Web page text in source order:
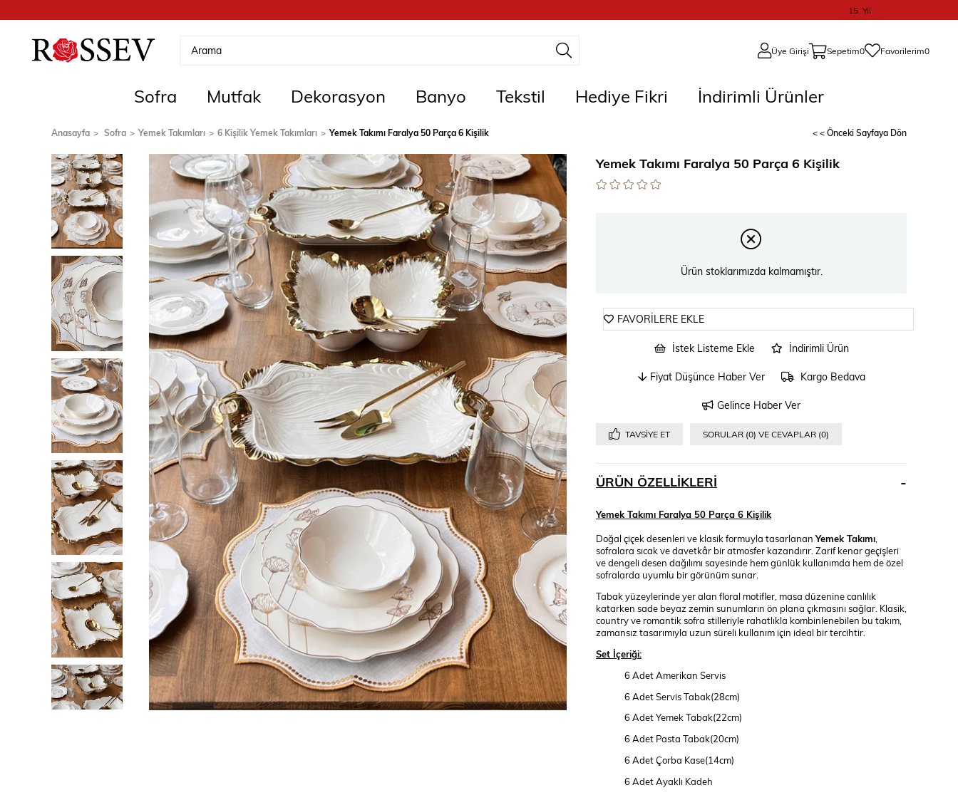
15. Yıl
Üye Girişi Sepetim0 Favorilerim0
Sofra Mutfak Dekorasyon Banyo Tekstil Hediye Fikri İndirimli Ürünler
Anasayfa Sofra Yemek Takımları 6 Kişilik Yemek Takımları Yemek Takımı Faralya 50 Parça 6 Kişilik < < Önceki Sayfaya Dön
Yemek Takımı Faralya 50 Parça 6 Kişilik
Ürün stoklarımızda kalmamıştır.
FAVORILERE EKLE
İstek Listeme Ekle İndirimli Ürün
Fiyat Düşünce Haber Ver Kargo Bedava
Gelince Haber Ver
TAVSIYE ET SORULAR (0) VE CEVAPLAR (0)
ÜRÜN ÖZELLIKLERI
Yemek Takımı Faralya 50 Parça 6 Kişilik
Doğal çiçek desenleri ve klasik formuyla tasarlananYemek Takımı
sofralara sıcak ve davetkâr bir atmosfer kazandırır. Zarif kenar geçişleri
ve dengeli desen dağılımı sayesinde hem günlük kullanımda hem de özel
sofralarda uyumlu bir görünüm sunar.
Tabak yüzeylerinde yer alan floral motifler, masa düzenine canlılık
katarken sade beyaz zemin sunumların ön plana çıkmasını sağlar. Klasik,
country ve romantik sofra stilleriyle rahatlıkla kombinlenebilen bu takım,
zamansız tasarımıyla uzun süreli kullanım için ideal bir tercihtir.
Set İçeriği:
6 Adet Amerikan Servis
6 Adet Servis Tabak(28cm)
6 Adet Yemek Tabak(22cm)
6 Adet Pasta Tabak(20cm)
6 Adet Çorba Kase(14cm)
6 Adet Ayaklı Kadeh